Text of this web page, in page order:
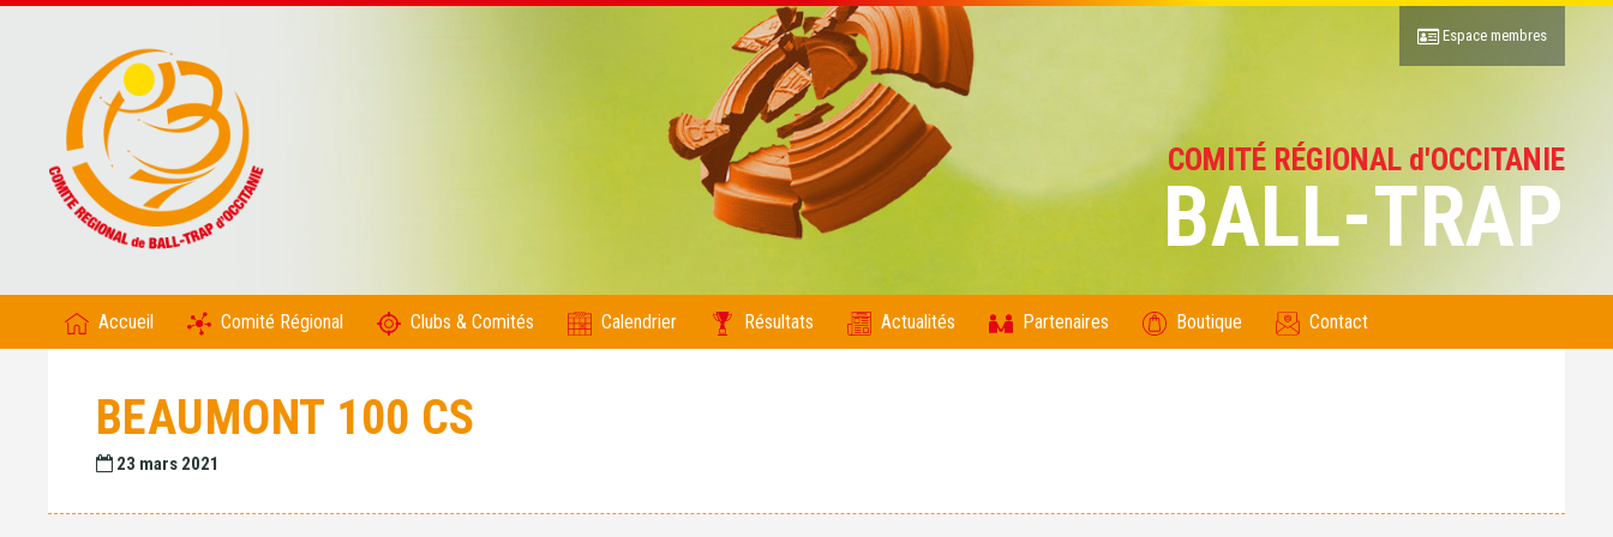
COMITÉ RÉGIONAL d'OCCITANIE
BALL-TRAP
Espace membres
Accueil Comité Régional Clubs & Comités Calendrier Résultats Actualités Partenaires Boutique Contact
BEAUMONT 100 CS
23 mars 2021